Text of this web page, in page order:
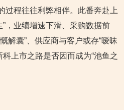
过程往往利弊相伴。此番奔赴上
，业绩增速下滑、采购数据前
解囊”、供应商与客户或存“暧昧
上市之路是否因而成为“池鱼之